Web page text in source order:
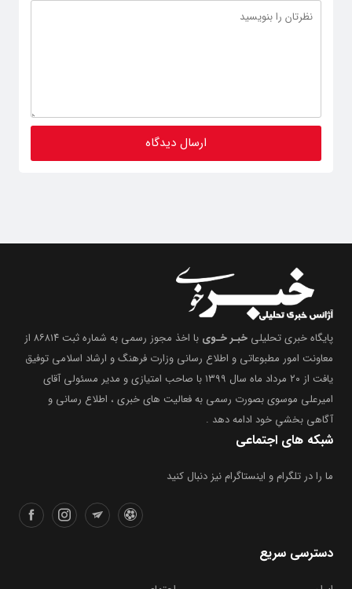
پایگاه خبری تحلیلیخبـر خـوی
معاونت امور مطبوعاتی و اطلاع رسانی وزارت فرهنگ و ارشاد اسلامی توفیق
یافت از ۲۰ مرداد ماه سال ۱۳۹۹ با صاحب امتیازی و مدیر مسئولی آقای
امیرعلی موسوی بصورت رسمی به فعالیت های خبری ، اطلاع رسانی و
آگاهی بخشیِ خود ادامه دهد .
شبکه های اجتماعی